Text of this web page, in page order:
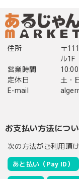
住所
〒
ル1F
営業時間
定休日
土・
E-mail
お支払い方法につ
次の方法がご利用頂け
あと払い（Pay ID）